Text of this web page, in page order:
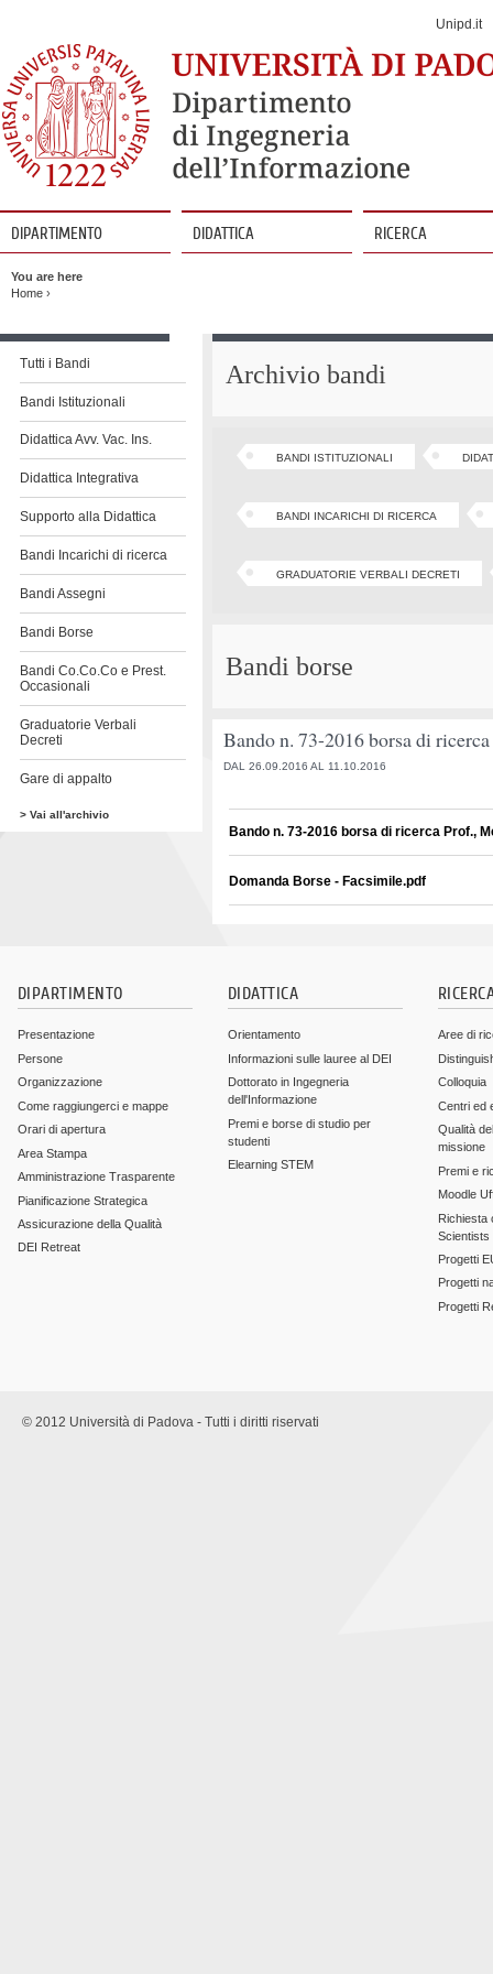
Unipd.it
DIPARTIMENTO DIDATTICA RICERCA
contenuto
You are here
Home ›
Vai
contenuto
Tutti i Bandi
Bandi Istituzionali
Didattica Avv. Vac. Ins.
Didattica Integrativa
Supporto alla Didattica
Bandi Incarichi di ricerca
Bandi Assegni
Bandi Borse
Bandi Co.Co.Co e Prest.
Occasionali
Graduatorie Verbali
Decreti
Gare di appalto
> Vai all'archivio
Archivio bandi
BANDI ISTITUZIONALI
BANDI INCARICHI DI RICERCA
GRADUATORIE VERBALI DECRETI
Bandi borse
Bando n. 73-2016 borsa di
DAL 26.09.2016 AL 11.10.2016
Bando n. 73-2016 borsa di ricerca Prof.,
Domanda Borse - Facsimile.pdf
DIPARTIMENTO
Presentazione
Persone
Organizzazione
Come raggiungerci e mappe
Orari di apertura
Area Stampa
Amministrazione Trasparente
Pianificazione Strategica
Assicurazione della Qualità
DEI Retreat
DIDATTICA
Orientamento
Informazioni sulle lauree al DEI
Dottorato in Ingegneria
dell'Informazione
Premi e borse di studio per
studenti
Elearning STEM
Aree di
Colloquia
Centri ed
Qualità
missione
Premi e
Moodle
Richiesta
Scientists
Progetti
Progetti
Progetti
© 2012 Università di Padova - Tutti i diritti riservati